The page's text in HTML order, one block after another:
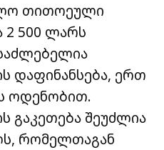
თითოეული
500 ლარს
დაფინანსება, ერთ
ოდენობით.
გაკეთება შეუძლია
რომელთაგან